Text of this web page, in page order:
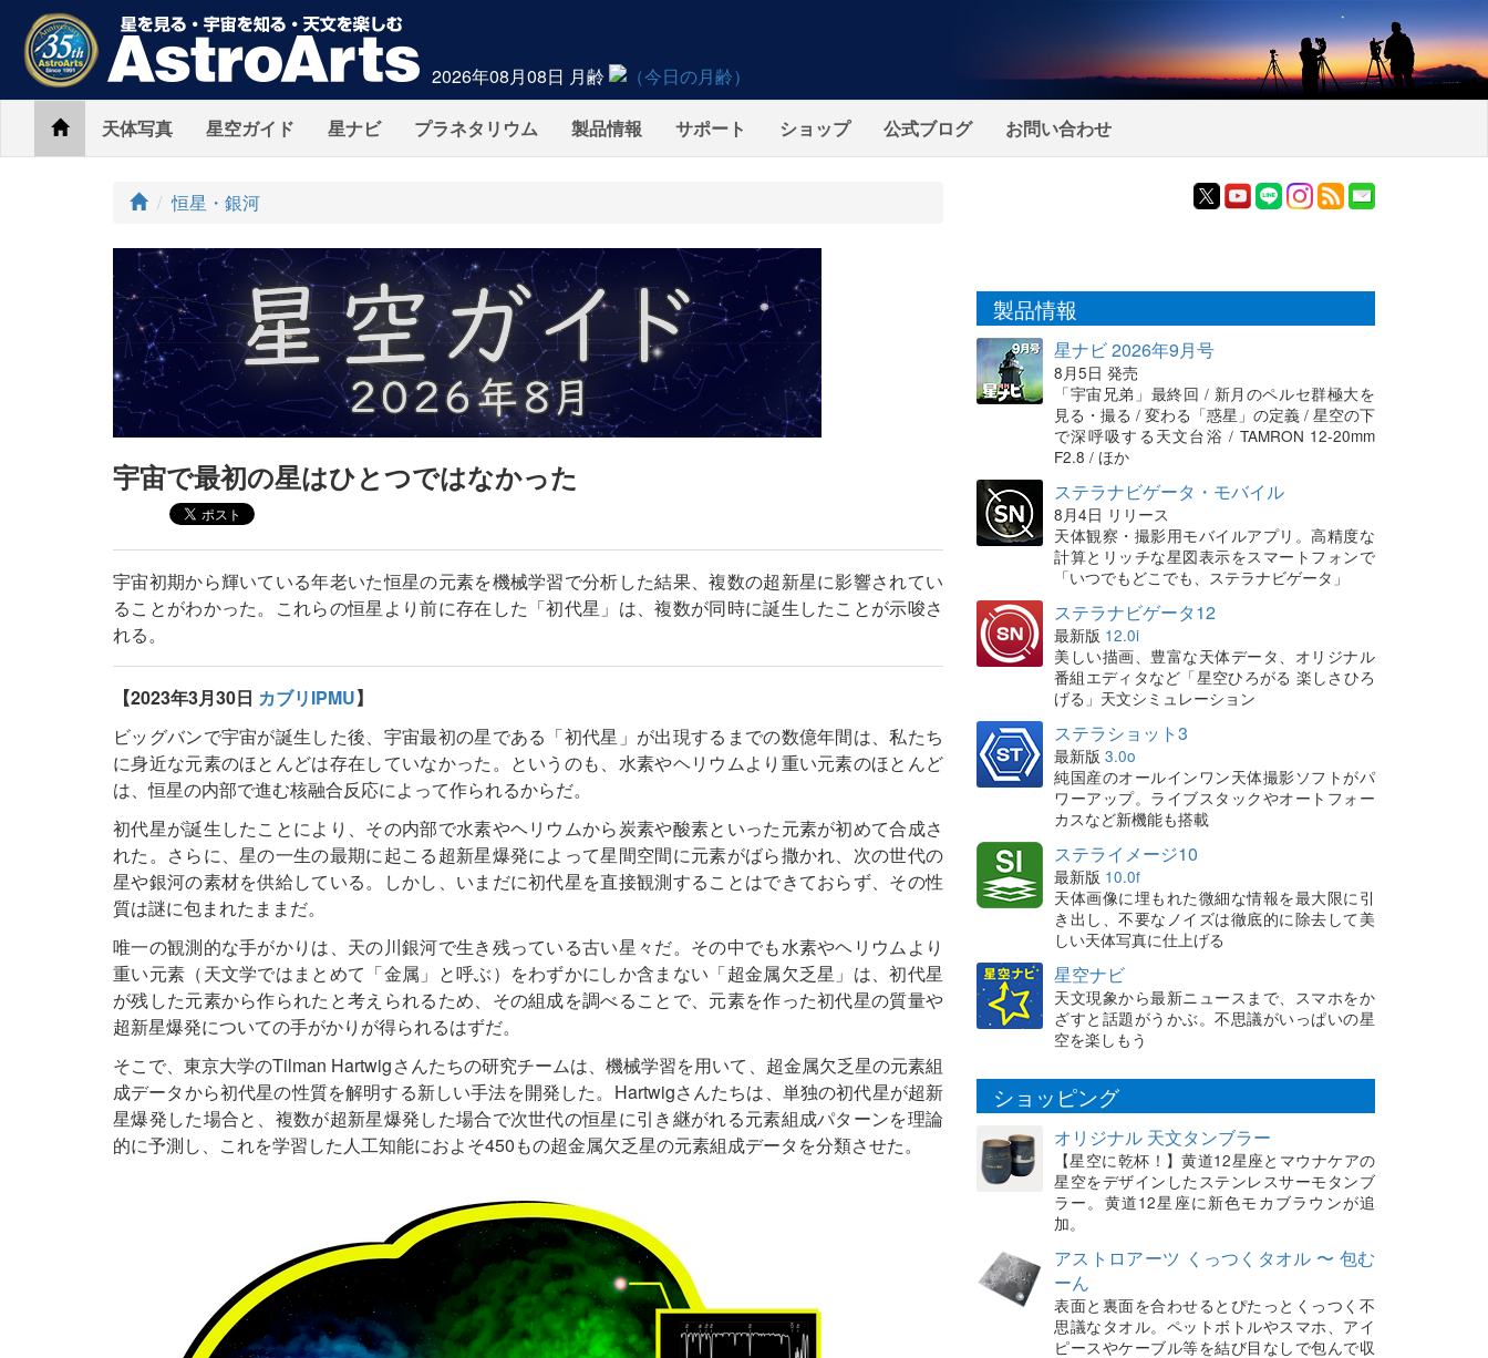
2026年08月08日 月齢
Home天体写真 星空ガイド 星ナビ プラネタリウム 製品情報 サポート ショップ 公式ブログ お問い合わせ
ト
プ
恒星・銀河
宇宙で最初の星はひとつではなかった
宇宙初期から輝いている年老いた恒星の元素を機械学習で分析した結果、複数の超新星に影響されてい
ることがわかった。これらの恒星より前に存在した「初代星」は、複数が同時に誕生したことが示唆さ
れる。
【2023年3月30日 カブリIPMU】
ビッグバンで宇宙が誕生した後、宇宙最初の星である「初代星」が出現するまでの数億年間は、私たち
に身近な元素のほとんどは存在していなかった。というのも、水素やヘリウムより重い元素のほとんど
は、恒星の内部で進む核融合反応によって作られるからだ。
初代星が誕生したことにより、その内部で水素やヘリウムから炭素や酸素といった元素が初めて合成さ
れた。さらに、星の一生の最期に起こる超新星爆発によって星間空間に元素がばら撒かれ、次の世代の
星や銀河の素材を供給している。しかし、いまだに初代星を直接観測することはできておらず、その性
質は謎に包まれたままだ。
唯一の観測的な手がかりは、天の川銀河で生き残っている古い星々だ。その中でも水素やヘリウムより
重い元素（天文学ではまとめて「金属」と呼ぶ）をわずかにしか含まない「超金属欠乏星」は、初代星
が残した元素から作られたと考えられるため、その組成を調べることで、元素を作った初代星の質量や
超新星爆発についての手がかりが得られるはずだ。
そこで、東京大学のTilman Hartwigさんたちの研究チームは、機械学習を用いて、超金属欠乏星の元素組
成データから初代星の性質を解明する新しい手法を開発した。Hartwigさんたちは、単独の初代星が超新
星爆発した場合と、複数が超新星爆発した場合で次世代の恒星に引き継がれる元素組成パターンを理論
的に予測し、これを学習した人工知能におよそ450もの超金属欠乏星の元素組成データを分類させた。
製品情報
星ナビ 2026年9月号
8月5日 発売
「宇宙兄弟」最終回 / 新月のペルセ群極大を
見る・撮る / 変わる「惑星」の定義 / 星空の下
で深呼吸する天文台浴 / TAMRON 12-20mm
F2.8 / ほか
ステラナビゲータ・モバイル
8月4日 リリース
天体観察・撮影用モバイルアプリ。高精度な
計算とリッチな星図表示をスマートフォンで
「いつでもどこでも、ステラナビゲータ」
ステラナビゲータ12
最新版 12.0i
美しい描画、豊富な天体データ、オリジナル
番組エディタなど「星空ひろがる 楽しさひろ
げる」天文シミュレーション
ステラショット3
最新版 3.0o
純国産のオールインワン天体撮影ソフトがパ
ワーアップ。ライブスタックやオートフォー
カスなど新機能も搭載
ステライメージ10
最新版 10.0f
天体画像に埋もれた微細な情報を最大限に引
き出し、不要なノイズは徹底的に除去して美
しい天体写真に仕上げる
星空ナビ
天文現象から最新ニュースまで、スマホをか
ざすと話題がうかぶ。不思議がいっぱいの星
空を楽しもう
ショッピング
オリジナル 天文タンブラー
【星空に乾杯！】黄道12星座とマウナケアの
星空をデザインしたステンレスサーモタンブ
ラー。黄道12星座に新色モカブラウンが追
加。
アストロアーツ くっつくタオル 〜 包む
ーん
表面と裏面を合わせるとぴたっとくっつく不
思議なタオル。ペットボトルやスマホ、アイ
ピースやケーブル等を結び目なしで包んで収